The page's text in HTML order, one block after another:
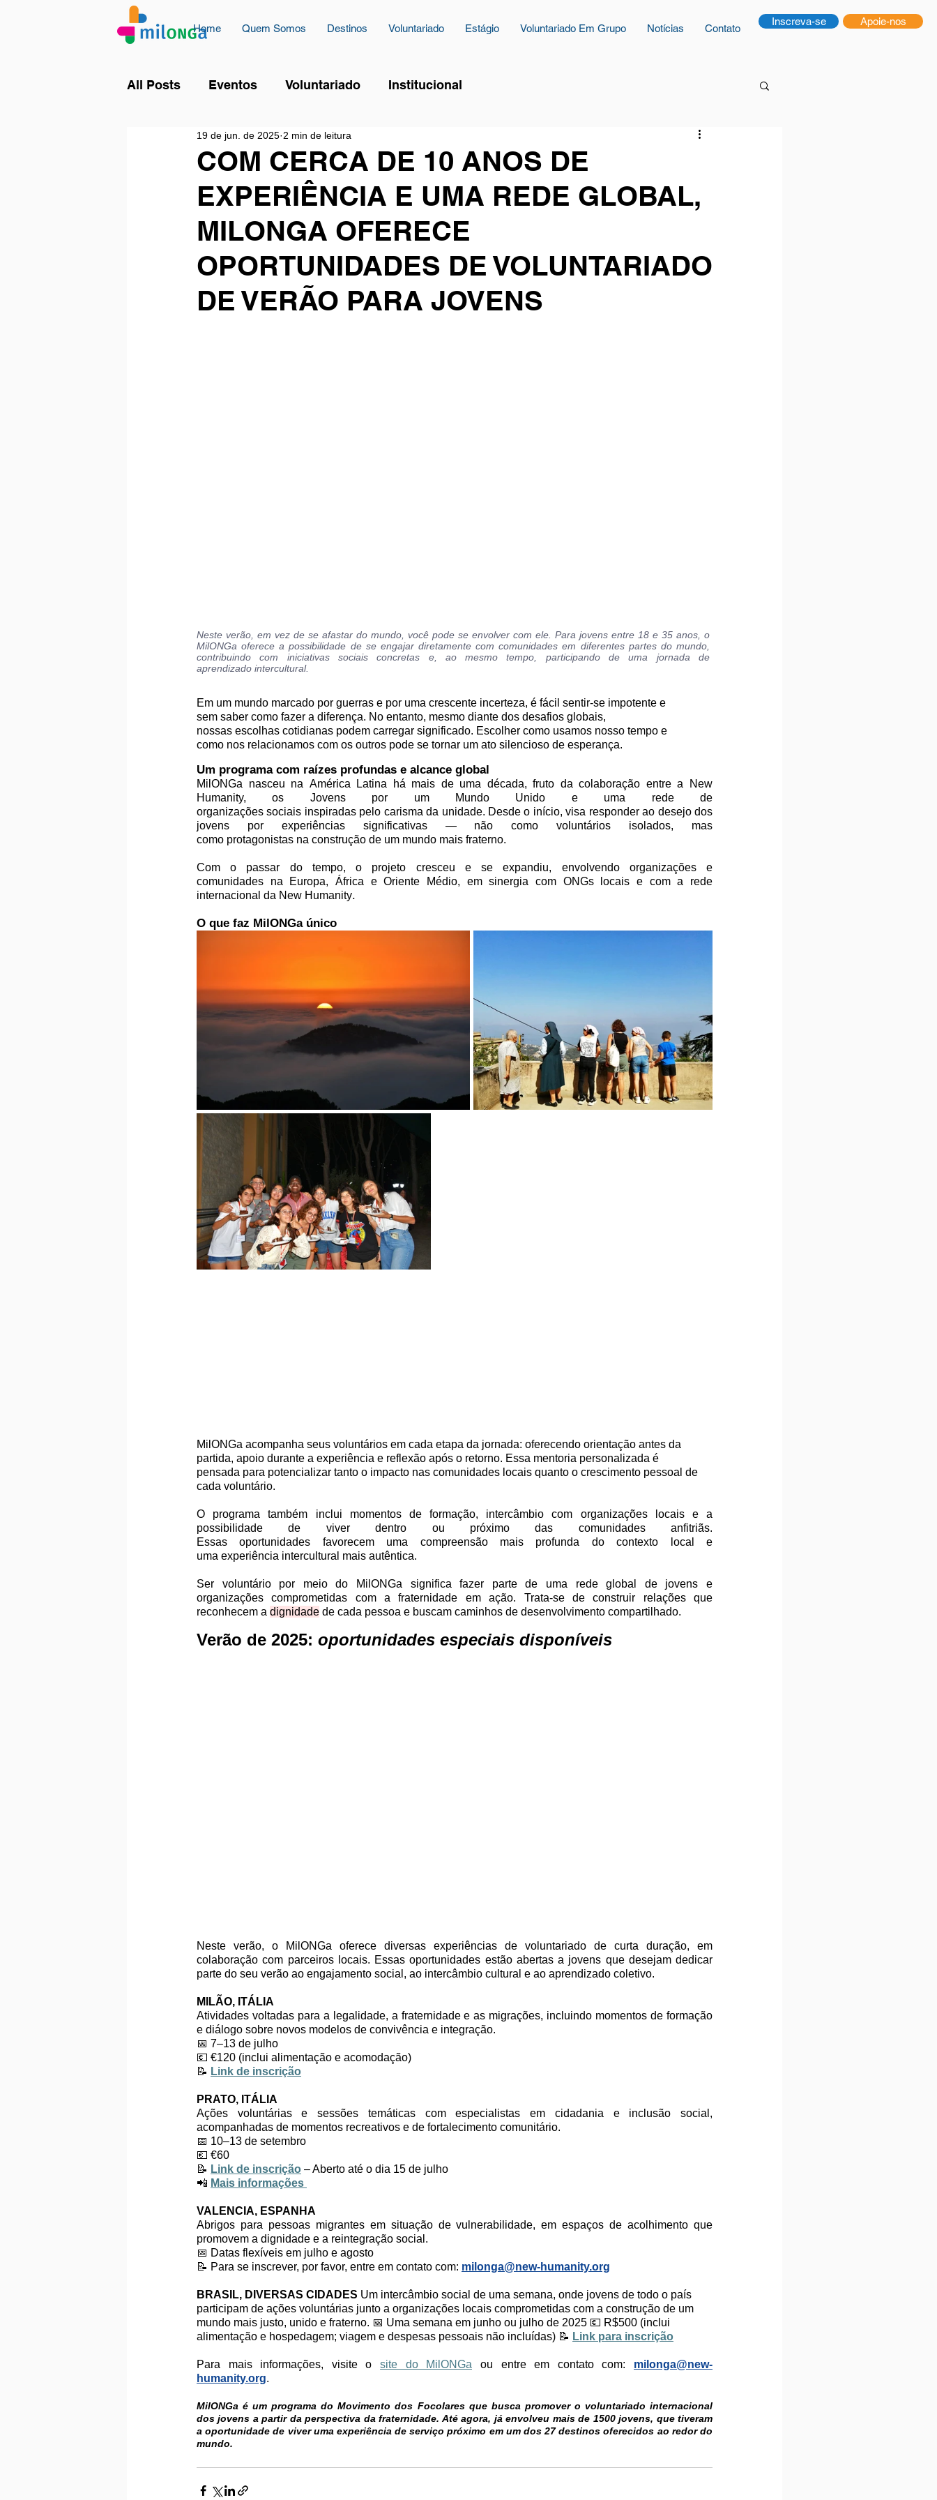
Apoie-nos
Inscreva-se
Home Quem Somos Destinos Voluntariado Estágio Voluntariado Em Grupo Notícias Contato
All Posts Eventos Voluntariado Institucional
COM CERCA DE 10 ANOS DE
EXPERIÊNCIA E UMA REDE GLOBAL,
MILONGA OFERECE
OPORTUNIDADES DE VOLUNTARIADO
DE VERÃO PARA JOVENS
19 de jun. de 2025 2 min de leitura
Neste verão, em vez de se afastar do mundo, você pode se envolver com ele. Para jovens entre 18 e 35 anos, o
MilONGa oferece a possibilidade de se engajar diretamente com comunidades em diferentes partes do mundo,
contribuindo com iniciativas sociais concretas e, ao mesmo tempo, participando de uma jornada de
aprendizado intercultural.
Em um mundo marcado por guerras e por uma crescente incerteza, é fácil sentir-se impotente e
sem saber como fazer a diferença. No entanto, mesmo diante dos desafios globais,
nossas escolhas cotidianas podem carregar significado. Escolher como usamos nosso tempo e
como nos relacionamos com os outros pode se tornar um ato silencioso de esperança.
Um programa com raízes profundas e alcance global
MilONGa nasceu na América Latina há mais de uma década, fruto da colaboração entre a New
Humanity, os Jovens por um Mundo Unido e uma rede de
organizações sociais inspiradas pelo carisma da unidade. Desde o início, visa responder ao desejo dos
jovens por experiências significativas — não como voluntários isolados, mas
como protagonistas na construção de um mundo mais fraterno.
Com o passar do tempo, o projeto cresceu e se expandiu, envolvendo organizações e
comunidades na Europa, África e Oriente Médio, em sinergia com ONGs locais e com a rede
internacional da New Humanity.
O que faz MilONGa único
MilONGa acompanha seus voluntários em cada etapa da jornada: oferecendo orientação antes da
partida, apoio durante a experiência e reflexão após o retorno. Essa mentoria personalizada é
pensada para potencializar tanto o impacto nas comunidades locais quanto o crescimento pessoal de
cada voluntário.
O programa também inclui momentos de formação, intercâmbio com organizações locais e a
possibilidade de viver dentro ou próximo das comunidades anfitriãs.
Essas oportunidades favorecem uma compreensão mais profunda do contexto local e
uma experiência intercultural mais autêntica.
Ser voluntário por meio do MilONGa significa fazer parte de uma rede global de jovens e
organizações comprometidas com a fraternidade em ação. Trata-se de construir relações que
reconhecem a dignidade de cada pessoa e buscam caminhos de desenvolvimento compartilhado.
Verão de 2025: oportunidades especiais disponíveis
Neste verão, o MilONGa oferece diversas experiências de voluntariado de curta duração, em
colaboração com parceiros locais. Essas oportunidades estão abertas a jovens que desejam dedicar
parte do seu verão ao engajamento social, ao intercâmbio cultural e ao aprendizado coletivo.
MILÃO, ITÁLIA
Atividades voltadas para a legalidade, a fraternidade e as migrações, incluindo momentos de formação
e diálogo sobre novos modelos de convivência e integração.
📅 7–13 de julho
💶 €120 (inclui alimentação e acomodação)
📝 Link de inscrição
PRATO, ITÁLIA
Ações voluntárias e sessões temáticas com especialistas em cidadania e inclusão social,
acompanhadas de momentos recreativos e de fortalecimento comunitário.
📅 10–13 de setembro
💶 €60
📝 Link de inscrição – Aberto até o dia 15 de julho
📲 Mais informações
VALENCIA, ESPANHA
Abrigos para pessoas migrantes em situação de vulnerabilidade, em espaços de acolhimento que
promovem a dignidade e a reintegração social.
📅 Datas flexíveis em julho e agosto
📝 Para se inscrever, por favor, entre em contato com: milonga@new-humanity.org
BRASIL, DIVERSAS CIDADES Um intercâmbio social de uma semana, onde jovens de todo o país
participam de ações voluntárias junto a organizações locais comprometidas com a construção de um
mundo mais justo, unido e fraterno. 📅 Uma semana em junho ou julho de 2025 💶 R$500 (inclui
alimentação e hospedagem; viagem e despesas pessoais não incluídas) 📝 Link para inscrição
Para mais informações, visite o site do MilONGa ou entre em contato com: milonga@new-
humanity.org.
MilONGa é um programa do Movimento dos Focolares que busca promover o voluntariado internacional
dos jovens a partir da perspectiva da fraternidade. Até agora, já envolveu mais de 1500 jovens, que tiveram
a oportunidade de viver uma experiência de serviço próximo em um dos 27 destinos oferecidos ao redor do
mundo.